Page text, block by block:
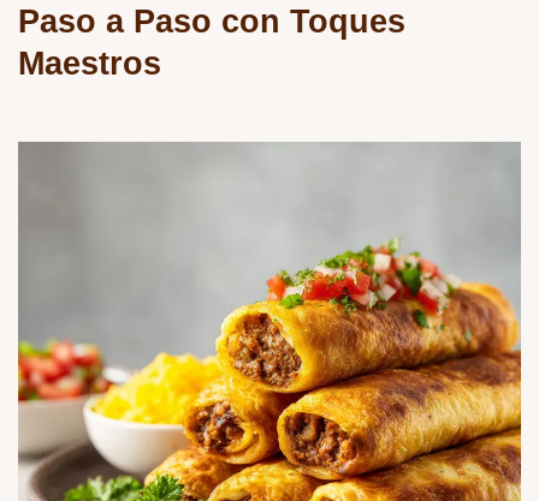
Paso a Paso con Toques
Maestros